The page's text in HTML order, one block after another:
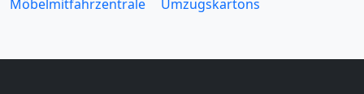
Möbelmitfahrzentrale
Umzugskartons